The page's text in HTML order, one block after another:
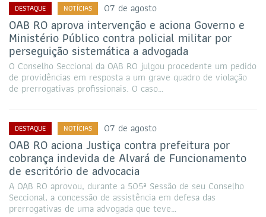
DESTAQUE NOTÍCIAS 07 de agosto
OAB RO aprova intervenção e aciona Governo e
Ministério Público contra policial militar por
perseguição sistemática a advogada
O Conselho Seccional da OAB RO julgou procedente um pedido
de providências em resposta a um grave quadro de violação
de prerrogativas profissionais. O caso…
DESTAQUE NOTÍCIAS 07 de agosto
OAB RO aciona Justiça contra prefeitura por
cobrança indevida de Alvará de Funcionamento
de escritório de advocacia
A OAB RO aprovou, durante a 505ª Sessão de seu Conselho
Seccional, a concessão de assistência em defesa das
prerrogativas de uma advogada que teve…